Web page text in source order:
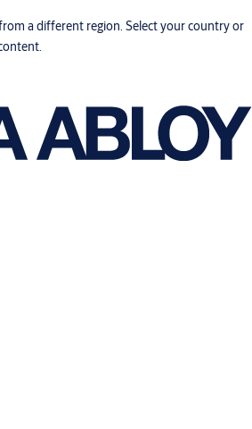
a different region. Select your country or